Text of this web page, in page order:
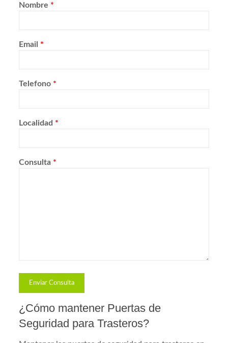
Nombre *
Email *
Telefono *
Localidad *
Consulta *
¿Cómo mantener Puertas de
Seguridad para Trasteros?